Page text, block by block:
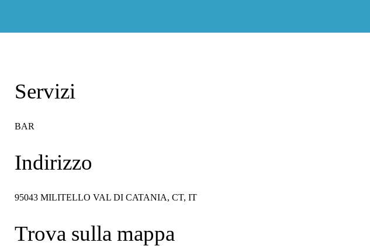
Servizi
BAR
Indirizzo
95043 MILITELLO VAL DI CATANIA, CT, IT
Trova sulla mappa